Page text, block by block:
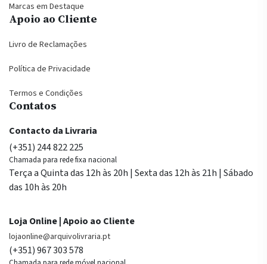
Marcas em Destaque
Apoio ao Cliente
Livro de Reclamações
Política de Privacidade
Termos e Condições
Contatos
Contacto da Livraria
(+351) 244 822 225
Chamada para rede fixa nacional
Terça a Quinta das 12h às 20h | Sexta das 12h às 21h | Sábado
das 10h às 20h
Loja Online | Apoio ao Cliente
lojaonline@arquivolivraria.pt
(+351) 967 303 578